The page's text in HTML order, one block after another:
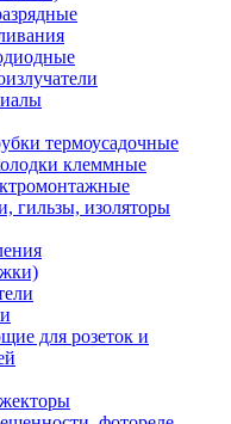
термоусадочные
клеммные
гильзы, изоляторы
для розеток и